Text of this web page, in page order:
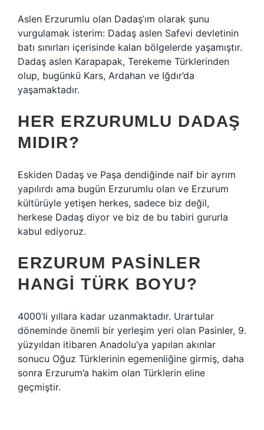
Aslen Erzurumlu olan Dadaş’ım olarak şunu
vurgulamak isterim: Dadaş aslen Safevi devletinin
batı sınırları içerisinde kalan bölgelerde yaşamıştır.
Dadaş aslen Karapapak, Terekeme Türklerinden
olup, bugünkü Kars, Ardahan ve Iğdır’da
yaşamaktadır.
HER ERZURUMLU DADAŞ
MIDIR?
Eskiden Dadaş ve Paşa dendiğinde naif bir ayrım
yapılırdı ama bugün Erzurumlu olan ve Erzurum
kültürüyle yetişen herkes, sadece biz değil,
herkese Dadaş diyor ve biz de bu tabiri gururla
kabul ediyoruz.
ERZURUM PASINLER
HANGI TÜRK BOYU?
4000’li yıllara kadar uzanmaktadır. Urartular
döneminde önemli bir yerleşim yeri olan Pasinler, 9.
yüzyıldan itibaren Anadolu’ya yapılan akınlar
sonucu Oğuz Türklerinin egemenliğine girmiş, daha
sonra Erzurum’a hakim olan Türklerin eline
geçmiştir.